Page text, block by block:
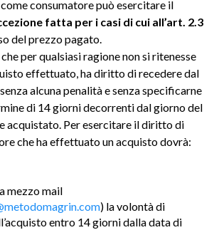
consumatore può esercitare il
fatta per i casi di cui all’art. 2.3
del prezzo pagato.
per qualsiasi ragione non si ritenesse
effettuato, ha diritto di recedere dal
alcuna penalità e senza specificarne
di 14 giorni decorrenti dal giorno del
acquistato. Per esercitare il diritto di
che ha effettuato un acquisto dovrà:
mezzo mail
) la volontà di
entro 14 giorni dalla data di